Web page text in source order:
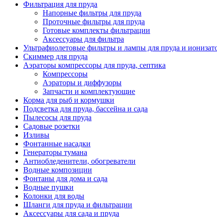
Фильтрация для пруда
Напорные фильтры для пруда
Проточные фильтры для пруда
Готовые комплекты фильтрации
Аксессуары для фильтра
Ультрафиолетовые фильтры и лампы для пруда и
Скиммер для пруда
Аэраторы компрессоры для пруда, септика
Компрессоры
Аэраторы и диффузоры
Запчасти и комплектующие
Корма для рыб и кормушки
Подсветка для пруда, бассейна и сада
Пылесосы для пруда
Садовые розетки
Изливы
Фонтанные насадки
Генераторы тумана
Антиобледенители, обогреватели
Водные композиции
Фонтаны для дома и сада
Водные пушки
Колонки для воды
Шланги для пруда и фильтрации
Аксессуары для сада и пруда